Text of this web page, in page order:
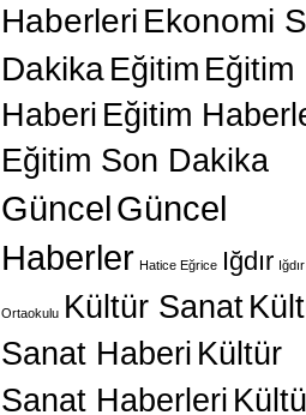
Haberleri Ekonomi
Dakika Eğitim Eğitim
Haberi Eğitim
Eğitim Son Dakika
GüncelGüncel
Haberler Hatice Eğrice Iğdır
Ortaokulu Kültür Sanat
Sanat Haberi Kültür
Sanat Haberleri